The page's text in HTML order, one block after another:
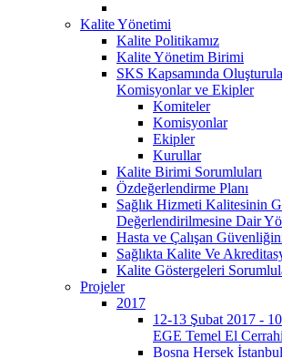
Kalite Yönetimi
Kalite Politikamız
Kalite Yönetim Birimi
SKS Kapsamında
Komisyonlar ve Ekipler
Komiteler
Komisyonlar
Ekipler
Kurullar
Kalite Birimi Sorumluları
Özdeğerlendirme Planı
Sağlık Hizmeti Kalitesinin
Değerlendirilmesine Dair
Hasta ve Çalışan
Sağlıkta Kalite Ve
Kalite Göstergeleri
Projeler
2017
12-13 Şubat 2017 -
EGE Temel El
Bosna Hersek